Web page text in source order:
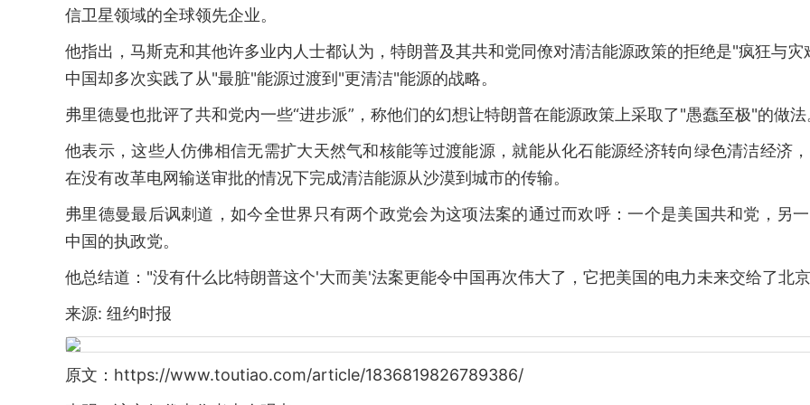
信卫星领域的全球领先企业。
他指出，马斯克和其他许多业内人士都认为，特朗普及其共和党同僚对清洁能源政策的拒绝是"疯狂与灾
中国却多次实践了从"最脏"能源过渡到"更清洁"能源的战略。
弗里德曼也批评了共和党内一些“进步派”，称他们的幻想让特朗普在能源政策上采取了"愚蠢至极"的做法
他表示，这些人仿佛相信无需扩大天然气和核能等过渡能源，就能从化石能源经济转向绿色清洁经济
在没有改革电网输送审批的情况下完成清洁能源从沙漠到城市的传输。
弗里德曼最后讽刺道，如今全世界只有两个政党会为这项法案的通过而欢呼：一个是美国共和党，另
中国的执政党。
他总结道："没有什么比特朗普这个'大而美'法案更能令中国再次伟大了，它把美国的电力未来交给了北京
来源: 纽约时报
原文：https://www.toutiao.com/article/1836819826789386/